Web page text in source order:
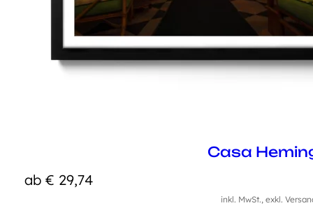
Casa
ab € 29,74
inkl. MwSt., exkl.